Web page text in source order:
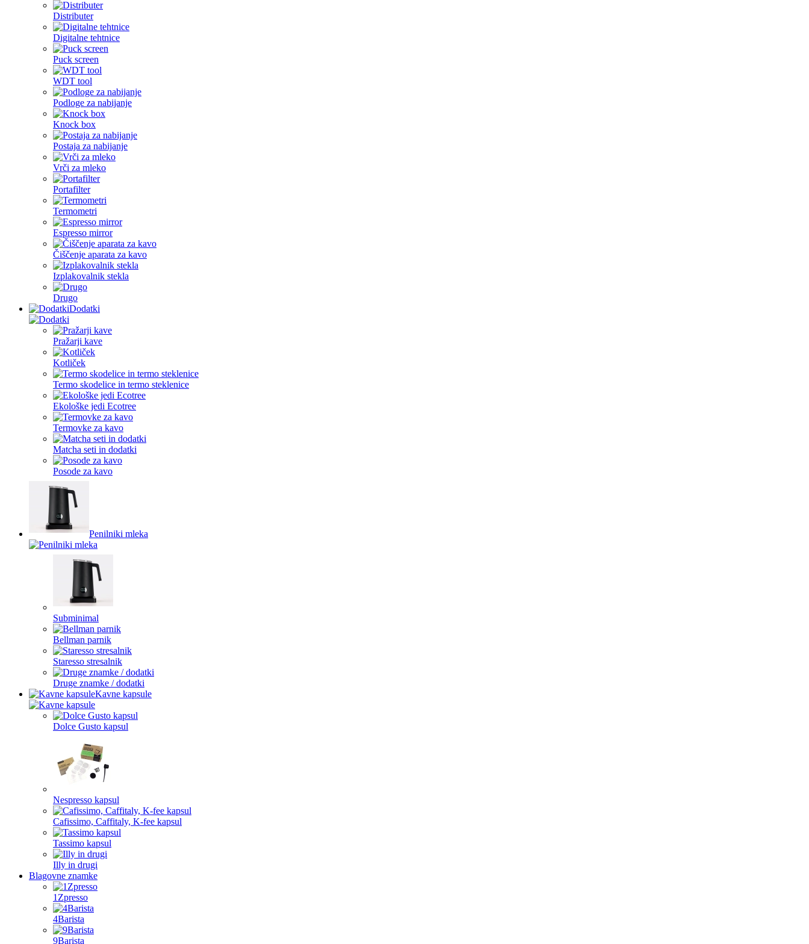
Distributer
Digitalne tehtnice
Puck screen
WDT tool
Podloge za nabijanje
Knock box
Postaja za nabijanje
Vrči za mleko
Portafilter
Termometri
Espresso mirror
Čiščenje aparata za kavo
Izplakovalnik stekla
Drugo
Dodatki
Pražarji kave
Kotliček
Termo skodelice in termo steklenice
Ekološke jedi Ecotree
Termovke za kavo
Matcha seti in dodatki
Posode za kavo
Penilniki mleka
Subminimal
Bellman parnik
Staresso stresalnik
Druge znamke / dodatki
Kavne kapsule
Dolce Gusto kapsul
Nespresso kapsul
Cafissimo, Caffitaly, K-fee kapsul
Tassimo kapsul
Illy in drugi
Blagovne znamke
1Zpresso
4Barista
9Barista